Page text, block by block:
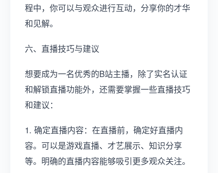
程中，你可以与观众进行互动，分享你的才华
和见解。
六、直播技巧与建议
想要成为一名优秀的B站主播，除了实名认证
和解锁直播功能外，还需要掌握一些直播技巧
和建议：
1. 确定直播内容：在直播前，确定好直播内
容。可以是游戏直播、才艺展示、知识分享
等。明确的直播内容能够吸引更多观众关注。